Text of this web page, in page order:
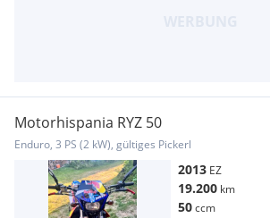
Motorhispania RYZ 50
Enduro, 3 PS (2 kW), gültiges Pickerl
2013 EZ
19.200 km
50ccm